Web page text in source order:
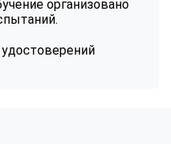
организовано